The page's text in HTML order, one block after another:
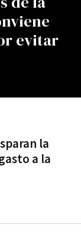
evitar
la
a la